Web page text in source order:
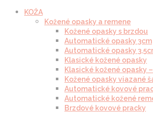
KOŽA
Kožené opasky a remene
Kožené opasky s brzdou
Automatické opasky 3cm
Automatické opasky
Klasické kožené opasky
Klasické kožené opasky
Kožené opasky viazané
Automatické kovové
Automatické kožené
Brzdové kovové pracky